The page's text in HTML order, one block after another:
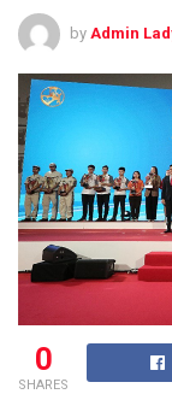
by Admin
0
SHARES